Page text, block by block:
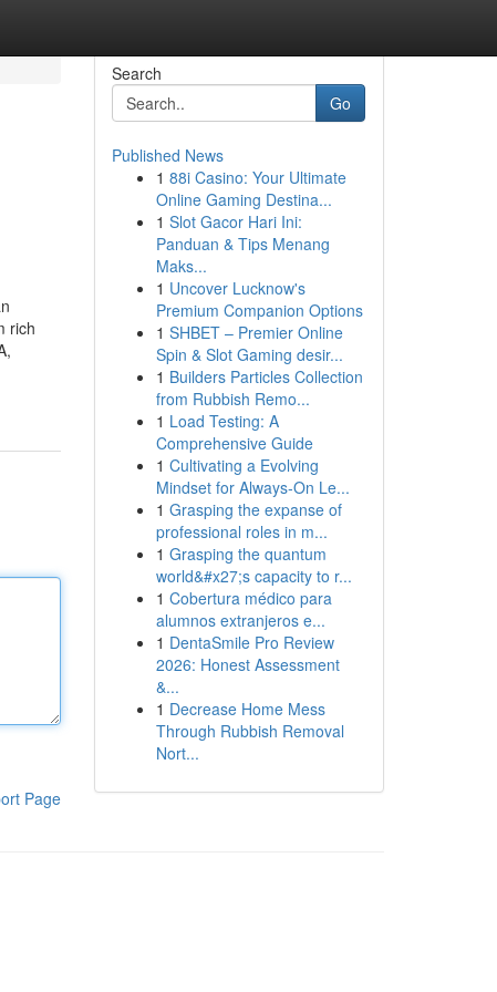
rich
Page
Search
Go
Published News
1 88i Casino: Your Ultimate
Online Gaming Destina...
1 Slot Gacor Hari Ini:
Panduan & Tips Menang
Maks...
1 Uncover Lucknow's
Premium Companion Options
1 SHBET – Premier Online
Spin & Slot Gaming desir...
1 Builders Particles Collection
from Rubbish Remo...
1 Load Testing: A
Comprehensive Guide
1 Cultivating a Evolving
Mindset for Always‑On Le...
1 Grasping the expanse of
professional roles in m...
1 Grasping the quantum
world&#x27;s capacity to r...
1 Cobertura médico para
alumnos extranjeros e...
1 DentaSmile Pro Review
2026: Honest Assessment
&...
1 Decrease Home Mess
Through Rubbish Removal
Nort...